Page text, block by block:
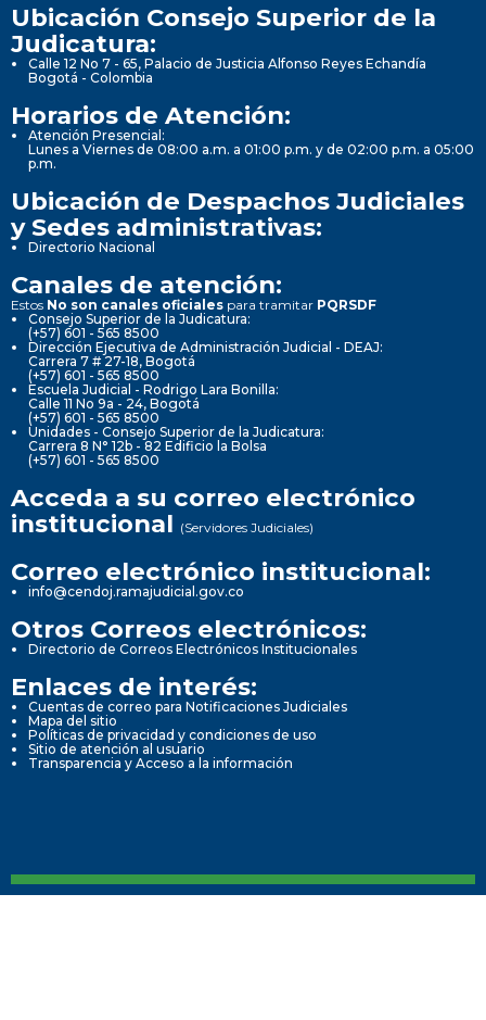
Ubicación Consejo Superior de la
Judicatura:
Calle 12 No 7 - 65, Palacio de Justicia Alfonso Reyes Echandía
Bogotá - Colombia
Horarios de Atención:
Atención Presencial:
Lunes a Viernes de 08:00 a.m. a 01:00 p.m. y de 02:00 p.m. a 05:00
p.m.
Ubicación de Despachos Judiciales
y Sedes administrativas:
Directorio Nacional
Canales de atención:
Estos No son canales oficiales para tramitar PQRSDF
Consejo Superior de la Judicatura:
(+57) 601 - 565 8500
Dirección Ejecutiva de Administración Judicial - DEAJ:
Carrera 7 # 27-18, Bogotá
(+57) 601 - 565 8500
Escuela Judicial - Rodrigo Lara Bonilla:
Calle 11 No 9a - 24, Bogotá
(+57) 601 - 565 8500
Unidades - Consejo Superior de la Judicatura:
Carrera 8 N° 12b - 82 Edificio la Bolsa
(+57) 601 - 565 8500
Acceda a su correo electrónico
institucional (Servidores Judiciales)
Correo electrónico institucional:
info@cendoj.ramajudicial.gov.co
Otros Correos electrónicos:
Directorio de Correos Electrónicos Institucionales
Enlaces de interés:
Cuentas de correo para Notificaciones Judiciales
Mapa del sitio
Políticas de privacidad y condiciones de uso
Sitio de atención al usuario
Transparencia y Acceso a la información